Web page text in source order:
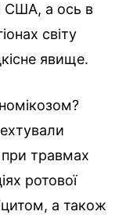
США, а ось в
світу
явище.
травмах
ротової
а також